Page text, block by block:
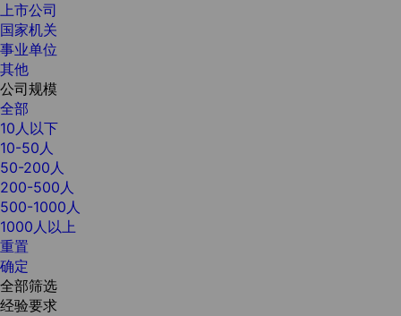
上市公司
国家机关
事业单位
其他
公司规模
全部
10人以下
10-50人
50-200人
200-500人
500-1000人
1000人以上
重置
确定
全部筛选
经验要求